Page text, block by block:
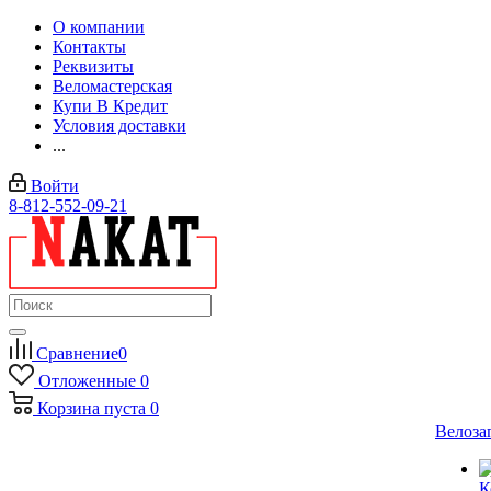
О компании
Контакты
Реквизиты
Веломастерская
Купи В Кредит
Условия доставки
...
Войти
8-812-552-09-21
Сравнение0
Отложенные 0
Корзина пуста 0